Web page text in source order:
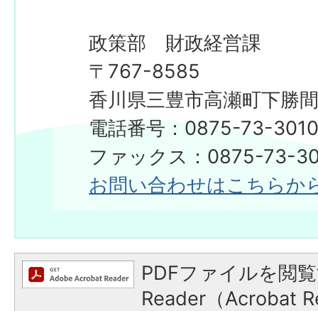
政策部 財政経営課
〒767-8585
香川県三豊市高瀬町下勝
電話番号：0875-73-
ファックス：0875-73-
お問い合わせはこちらか
PDFファイルを閲
Reader（Acrobat